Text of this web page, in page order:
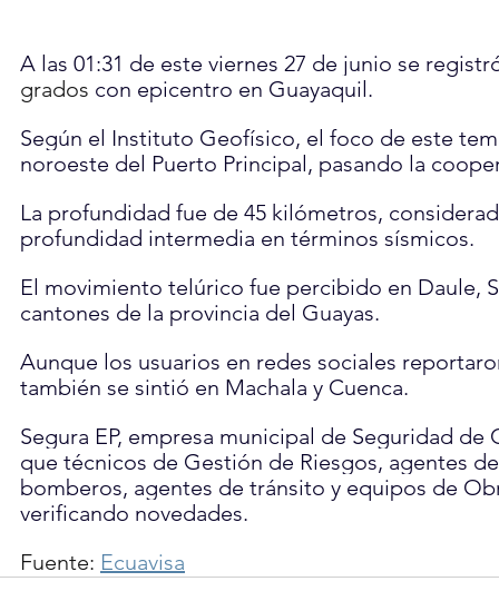
A las 01:31 de este viernes 27 de junio se
grados con epicentro en Guayaquil.
Según el Instituto Geofísico, el foco de este
noroeste del Puerto Principal, pasando la
La profundidad fue de 45 kilómetros,
profundidad intermedia en términos sísmicos.
El movimiento telúrico fue percibido en Daule,
cantones de la provincia del Guayas.
Aunque los usuarios en redes sociales
también se sintió en Machala y Cuenca.
Segura EP, empresa municipal de Seguridad
que técnicos de Gestión de Riesgos, agentes
bomberos, agentes de tránsito y equipos de
verificando novedades.
Fuente: Ecuavisa